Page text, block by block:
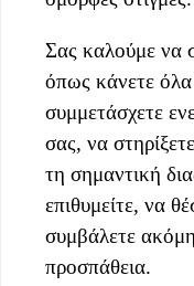
Σας καλούμε να
όπως κάνετε
συμμετάσχετε
σας, να
τη σημαντική
επιθυμείτε, να
συμβάλετε
προσπάθεια.